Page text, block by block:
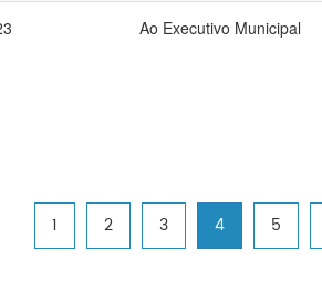
Ao Executivo Municipal
1 2 3 4 5